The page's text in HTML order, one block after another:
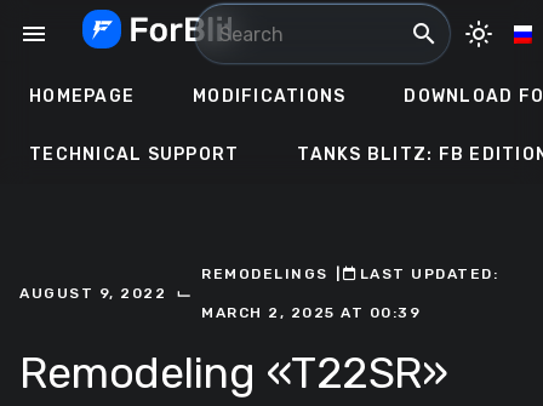
menu search light_mode
HOMEPAGE MODIFICATIONS DOWNLOAD
TECHNICAL SUPPORT TANKS BLITZ: FB
AUGUST 9, 2022 ⌙
REMODELINGS ㅤLAST UPDATED:
MARCH 2, 2025 AT 00:39
Remodeling «T22SR»